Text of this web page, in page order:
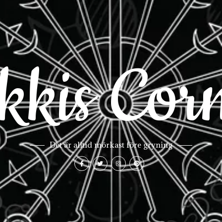
Det är alltid mörkast före gryning